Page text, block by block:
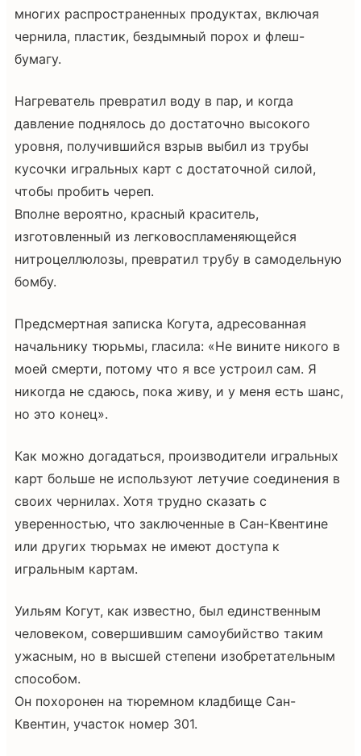
многих распространенных продуктах, включая
чернила, пластик, бездымный порох и флеш-
бумагу.
Нагреватель превратил воду в пар, и когда
давление поднялось до достаточно высокого
уровня, получившийся взрыв выбил из трубы
кусочки игральных карт с достаточной силой,
чтобы пробить череп.
Вполне вероятно, красный краситель,
изготовленный из легковоспламеняющейся
нитроцеллюлозы, превратил трубу в самодельную
бомбу.
Предсмертная записка Когута, адресованная
начальнику тюрьмы, гласила: «Не вините никого в
моей смерти, потому что я все устроил сам. Я
никогда не сдаюсь, пока живу, и у меня есть шанс,
но это конец».
Как можно догадаться, производители игральных
карт больше не используют летучие соединения в
своих чернилах. Хотя трудно сказать с
уверенностью, что заключенные в Сан-Квентине
или других тюрьмах не имеют доступа к
игральным картам.
Уильям Когут, как известно, был единственным
человеком, совершившим самоубийство таким
ужасным, но в высшей степени изобретательным
способом.
Он похоронен на тюремном кладбище Сан-
Квентин, участок номер 301.